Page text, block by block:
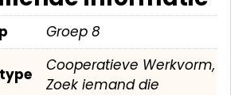
Groep 8
Cooperatieve Werkvorm,
Zoek iemand die